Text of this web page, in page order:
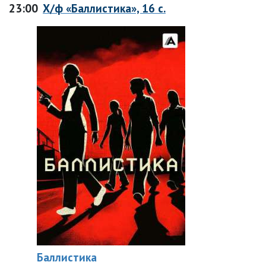
23:00 Х/ф «Баллистика», 16 с.
Баллистика